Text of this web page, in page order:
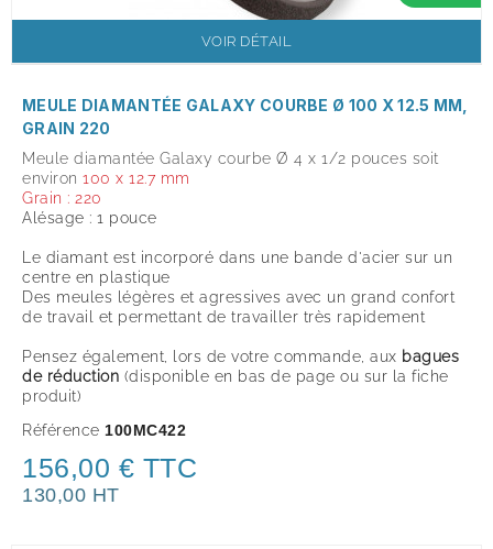
VOIR DÉTAIL
MEULE DIAMANTÉE GALAXY COURBE Ø 100 X 12.5 MM,
GRAIN 220
Meule diamantée Galaxy courbe Ø 4 x 1/2 pouces soit
environ 100 x 12.7 mm
Grain : 220
Alésage : 1 pouce
Le diamant est incorporé dans une bande d'acier sur un
centre en plastique
Des meules légères et agressives avec un grand confort
de travail et permettant de travailler très rapidement
Pensez également, lors de votre commande, aux bagues
de réduction (disponible en bas de page ou sur la fiche
produit)
Référence 100MC422
156,00 € TTC
130,00 HT